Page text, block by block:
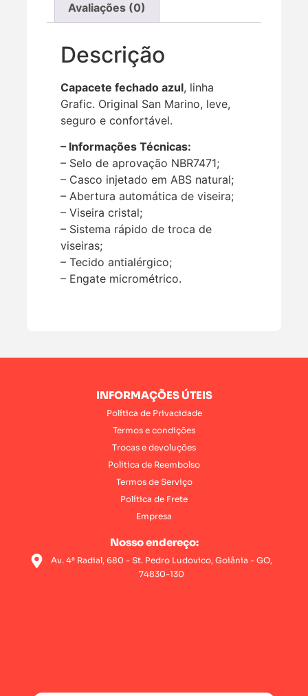
Avaliações (0)
Descrição
Capacete fechado azul, linha
Grafic. Original San Marino, leve,
seguro e confortável.
– Informações Técnicas:
– Selo de aprovação NBR7471;
– Casco injetado em ABS natural;
– Abertura automática de viseira;
– Viseira cristal;
– Sistema rápido de troca de
viseiras;
– Tecido antialérgico;
– Engate micrométrico.
INFORMAÇÕES ÚTEIS
Política de Privacidade
Termos e condições
Trocas e devoluções
Política de Reembolso
Termos de Serviço
Política de Frete
Empresa
Nosso endereço:
Av. 4ª Radial, 680 - St. Pedro Ludovico, Goiânia - GO,
74830-130